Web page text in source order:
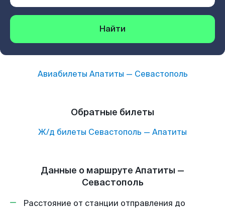
Найти
Авиабилеты Апатиты — Севастополь
Обратные билеты
Ж/д билеты Севастополь — Апатиты
Данные о маршруте Апатиты —
Севастополь
Расстояние от станции отправления до